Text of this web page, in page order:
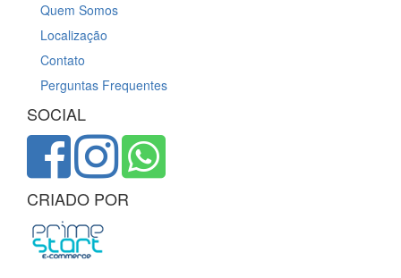
Quem Somos
Localização
Contato
Perguntas Frequentes
SOCIAL
CRIADO POR